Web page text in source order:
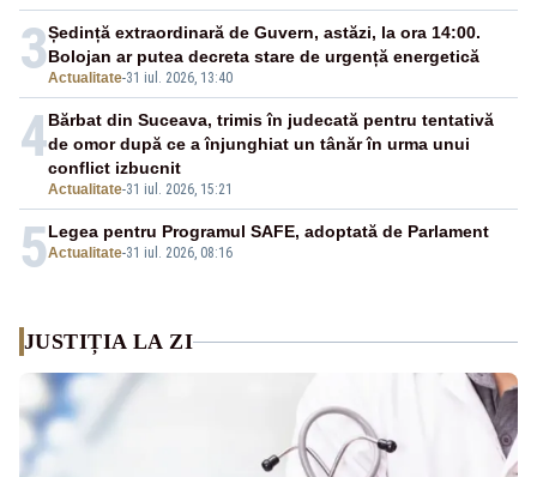
3Actualitate-31 iul. 2026, 13:40
Ședință extraordinară de Guvern, astăzi, la ora 14:00.
Bolojan ar putea decreta stare de urgență energetică
4
Actualitate-31 iul. 2026, 15:21
Bărbat din Suceava, trimis în judecată pentru tentativă
de omor după ce a înjunghiat un tânăr în urma unui
conflict izbucnit
5Actualitate-31 iul. 2026, 08:16
Legea pentru Programul SAFE, adoptată de Parlament
JUSTIȚIA LA ZI